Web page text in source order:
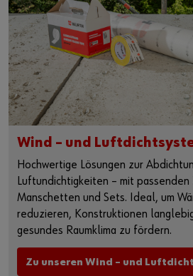
Wind – und
Hochwertige Lösungen zur
Luftundichtigkeiten – mit
Manschetten und Sets. Ideal, um
reduzieren, Konstruktionen
gesundes Raumklima zu fördern.
Zu unseren Wind – und